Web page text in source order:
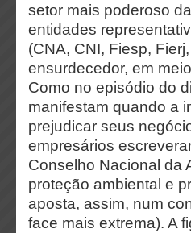
setor mais poderoso
entidades
(CNA, CNI, Fiesp,
ensurdecedor, em
Como no episódio do
manifestam quando a
prejudicar seus
empresários
Conselho Nacional da
proteção ambiental e
aposta, assim, num
face mais extrema). A